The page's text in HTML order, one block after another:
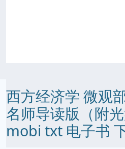
西方经济学 微观
名师导读版（附
mobi txt 电子书